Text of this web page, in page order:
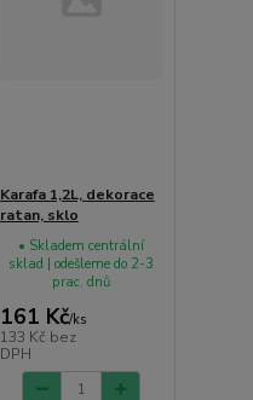
Karafa 1,2L, dekorace
ratan, sklo
161 Kč/ks
133 Kč bez
DPH
• Skladem centrální
sklad | odešleme do 2-3
prac. dnů